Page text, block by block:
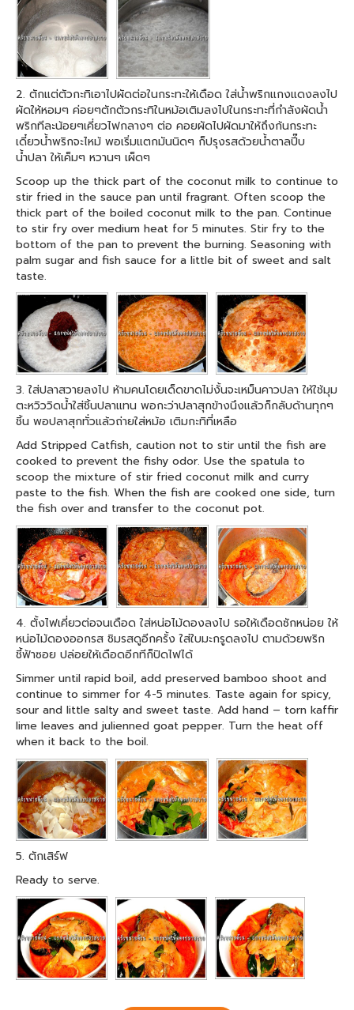
2. ตักแต่ตัวกะทิเอาไปผัดต่อในกระทะให้เดือด ใส่น้ำพริกแกงแดงลงไป
ผัดให้หอมๆ ค่อยๆตักตัวกระทิในหม้อเติมลงไปในกระทะที่กำลังผัดน้ำ
พริกทีละน้อยๆเคี่ยวไฟกลางๆ ต่อ คอยผัดไปผัดมาให้ถึงก้นกระทะ
เดี๋ยวน้ำพริกจะไหม้ พอเริ่มแตกมันนิดๆ ก็ปรุงรสด้วยน้ำตาลปี๊บ
น้ำปลา ให้เค็มๆ หวานๆ เผ็ดๆ
Scoop up the thick part of the coconut milk to continue to
stir fried in the sauce pan until fragrant. Often scoop the
thick part of the boiled coconut milk to the pan. Continue
to stir fry over medium heat for 5 minutes. Stir fry to the
bottom of the pan to prevent the burning. Seasoning with
palm sugar and fish sauce for a little bit of sweet and salt
taste.
3. ใส่ปลาสวายลงไป ห้ามคนโดยเด็ดขาดไม่งั้นจะเหม็นคาวปลา ให้ใช้มุม
ตะหวิววิดน้ำใส่ชิ้นปลาแทน พอกะว่าปลาสุกข้างนึงแล้วก็กลับด้านทุกๆ
ชิ้น พอปลาสุกทั่วแล้วถ่ายใส่หม้อ เติมกะทิที่เหลือ
Add Stripped Catfish, caution not to stir until the fish are
cooked to prevent the fishy odor. Use the spatula to
scoop the mixture of stir fried coconut milk and curry
paste to the fish. When the fish are cooked one side, turn
the fish over and transfer to the coconut pot.
4. ตั้งไฟเคี่ยวต่อจนเดือด ใส่หน่อไม้ดองลงไป รอให้เดือดซักหน่อย ให้
หน่อไม้ดองออกรส ชิมรสดูอีกครั้ง ใส่ใบมะกรูดลงไป ตามด้วยพริก
ชี้ฟ้าซอย ปล่อยให้เดือดอีกทีก็ปิดไฟได้
Simmer until rapid boil, add preserved bamboo shoot and
continue to simmer for 4-5 minutes. Taste again for spicy,
sour and little salty and sweet taste. Add hand – torn kaffir
lime leaves and julienned goat pepper. Turn the heat off
when it back to the boil.
5. ตักเสิร์ฟ
Ready to serve.